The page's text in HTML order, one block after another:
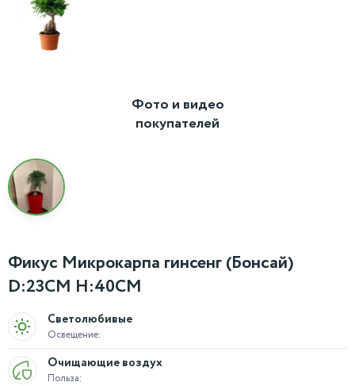
Фото и видео
покупателей
Фикус Микрокарпа гинсенг (Бонсай)
D:23CM H:40CM
Освещение:
Светолюбивые
Польза:
Очищающие воздух